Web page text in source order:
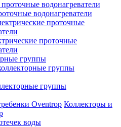
водонагреватели
проточные
проточные
группы
группы
Коллекторы и
воды